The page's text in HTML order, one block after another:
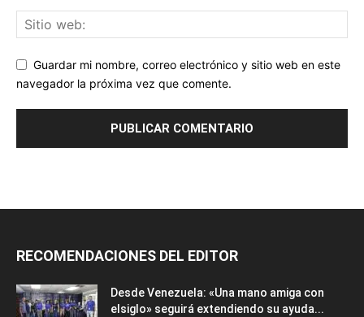
Guardar mi nombre, correo electrónico y sitio web en este
navegador la próxima vez que comente.
RECOMENDACIONES DEL EDITOR
Desde Venezuela: «Una mano amiga con
elsiglo» seguirá extendiendo su ayuda...